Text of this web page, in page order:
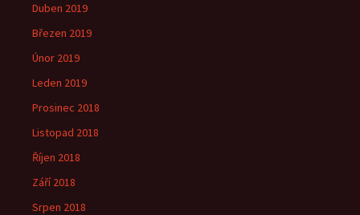
Duben 2019
Březen 2019
Únor 2019
Leden 2019
Prosinec 2018
Listopad 2018
Říjen 2018
Září 2018
Srpen 2018